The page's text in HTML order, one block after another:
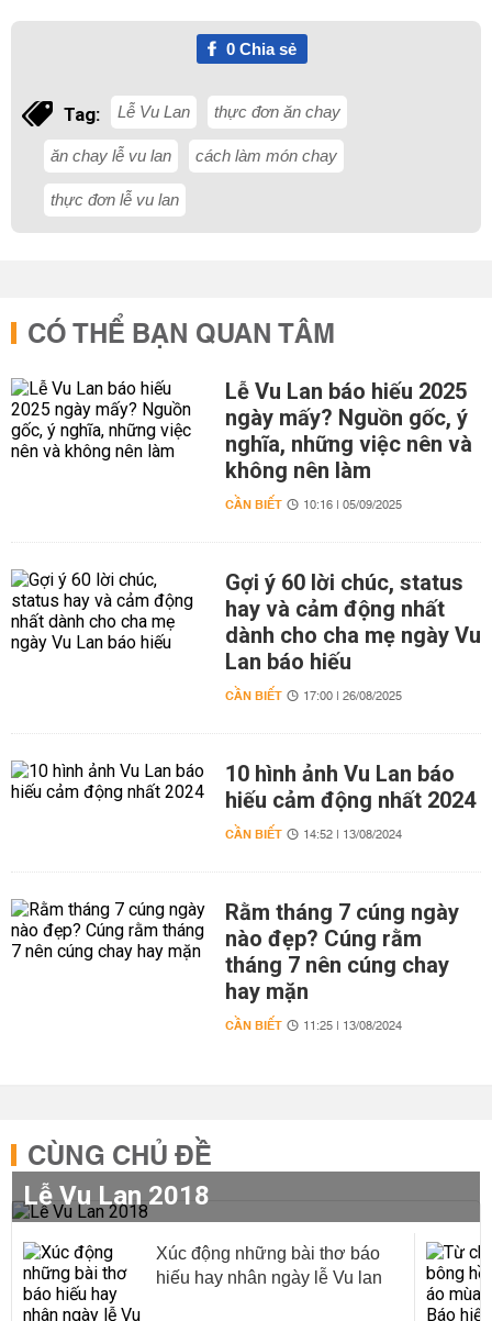
0Chia sẻ
Tag: Lễ Vu Lan thực đơn ăn chay
ăn chay lễ vu lan cách làm món chay
thực đơn lễ vu lan
CÓ THỂ BẠN QUAN TÂM
Lễ Vu Lan báo hiếu 2025
ngày mấy? Nguồn gốc, ý
nghĩa, những việc nên và
không nên làm
CẦN BIẾT 10:16 | 05/09/2025
Gợi ý 60 lời chúc, status
hay và cảm động nhất
dành cho cha mẹ ngày Vu
Lan báo hiếu
CẦN BIẾT 17:00 | 26/08/2025
10 hình ảnh Vu Lan báo
hiếu cảm động nhất 2024
CẦN BIẾT 14:52 | 13/08/2024
Rằm tháng 7 cúng ngày
nào đẹp? Cúng rằm
tháng 7 nên cúng chay
hay mặn
CẦN BIẾT 11:25 | 13/08/2024
CÙNG CHỦ ĐỀ
Lễ Vu Lan 2018
Xúc động những bài thơ báo
hiếu hay nhân ngày lễ Vu lan